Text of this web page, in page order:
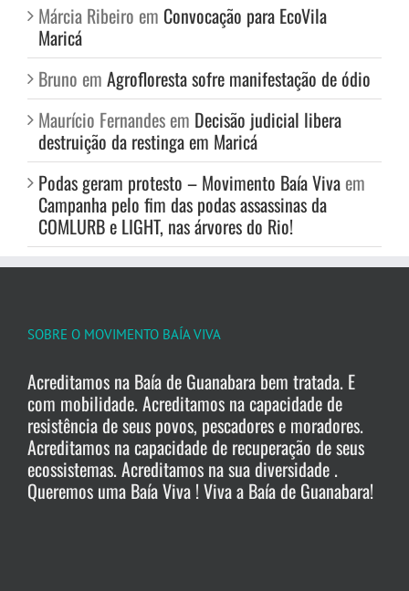
Márcia Ribeiro em Convocação para EcoVila
Maricá
Bruno em Agrofloresta sofre manifestação de ódio
Maurício Fernandes em Decisão judicial libera
destruição da restinga em Maricá
Podas geram protesto – Movimento Baía Viva em
Campanha pelo fim das podas assassinas da
COMLURB e LIGHT, nas árvores do Rio!
SOBRE O MOVIMENTO BAÍA VIVA
Acreditamos na Baía de Guanabara bem tratada. E
com mobilidade. Acreditamos na capacidade de
resistência de seus povos, pescadores e moradores.
Acreditamos na capacidade de recuperação de seus
ecossistemas. Acreditamos na sua diversidade .
Queremos uma Baía Viva ! Viva a Baía de Guanabara!